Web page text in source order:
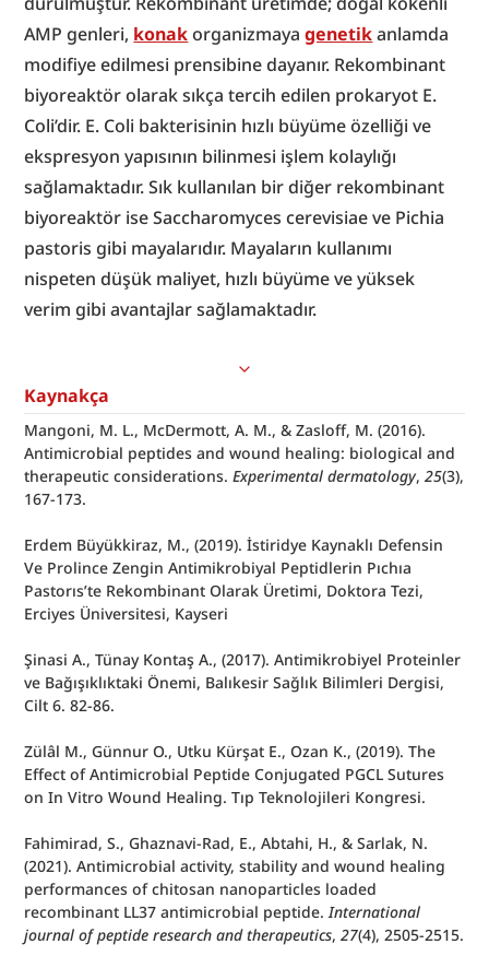
AMP genleri, konak organizmaya genetik anlamda
modifiye edilmesi prensibine dayanır. Rekombinant
biyoreaktör olarak sıkça tercih edilen prokaryot E.
Coli’dir. E. Coli bakterisinin hızlı büyüme özelliği ve
ekspresyon yapısının bilinmesi işlem kolaylığı
sağlamaktadır. Sık kullanılan bir diğer rekombinant
biyoreaktör ise Saccharomyces cerevisiae ve Pichia
pastoris gibi mayalarıdır. Mayaların kullanımı
nispeten düşük maliyet, hızlı büyüme ve yüksek
verim gibi avantajlar sağlamaktadır.
Kaynakça
Mangoni, M. L., McDermott, A. M., & Zasloff, M. (2016).
Antimicrobial peptides and wound healing: biological and
therapeutic considerations. Experimental dermatology, 25(3),
167-173.
Erdem Büyükkiraz, M., (2019). İstiridye Kaynaklı Defensin
Ve Prolince Zengin Antimikrobiyal Peptidlerin Pıchıa
Pastorıs’te Rekombinant Olarak Üretimi, Doktora Tezi,
Erciyes Üniversitesi, Kayseri
Şinasi A., Tünay Kontaş A., (2017). Antimikrobiyel Proteinler
ve Bağışıklıktaki Önemi, Balıkesir Sağlık Bilimleri Dergisi,
Cilt 6. 82-86.
Zülâl M., Günnur O., Utku Kürşat E., Ozan K., (2019). The
Effect of Antimicrobial Peptide Conjugated PGCL Sutures
on In Vitro Wound Healing. Tıp Teknolojileri Kongresi.
Fahimirad, S., Ghaznavi-Rad, E., Abtahi, H., & Sarlak, N.
(2021). Antimicrobial activity, stability and wound healing
performances of chitosan nanoparticles loaded
recombinant LL37 antimicrobial peptide. International
journal of peptide research and therapeutics, 27(4), 2505-2515.